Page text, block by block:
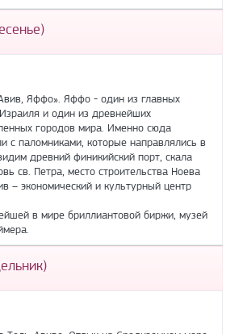
Яффо». Яффо - один из главных
и один из древнейших
городов мира. Именно сюда
с паломниками, которые направлялись в
древний финикийский порт, скала
св. Петра, место строительства Ноева
– экономический и культурный центр
в мире бриллиантовой биржи, музей